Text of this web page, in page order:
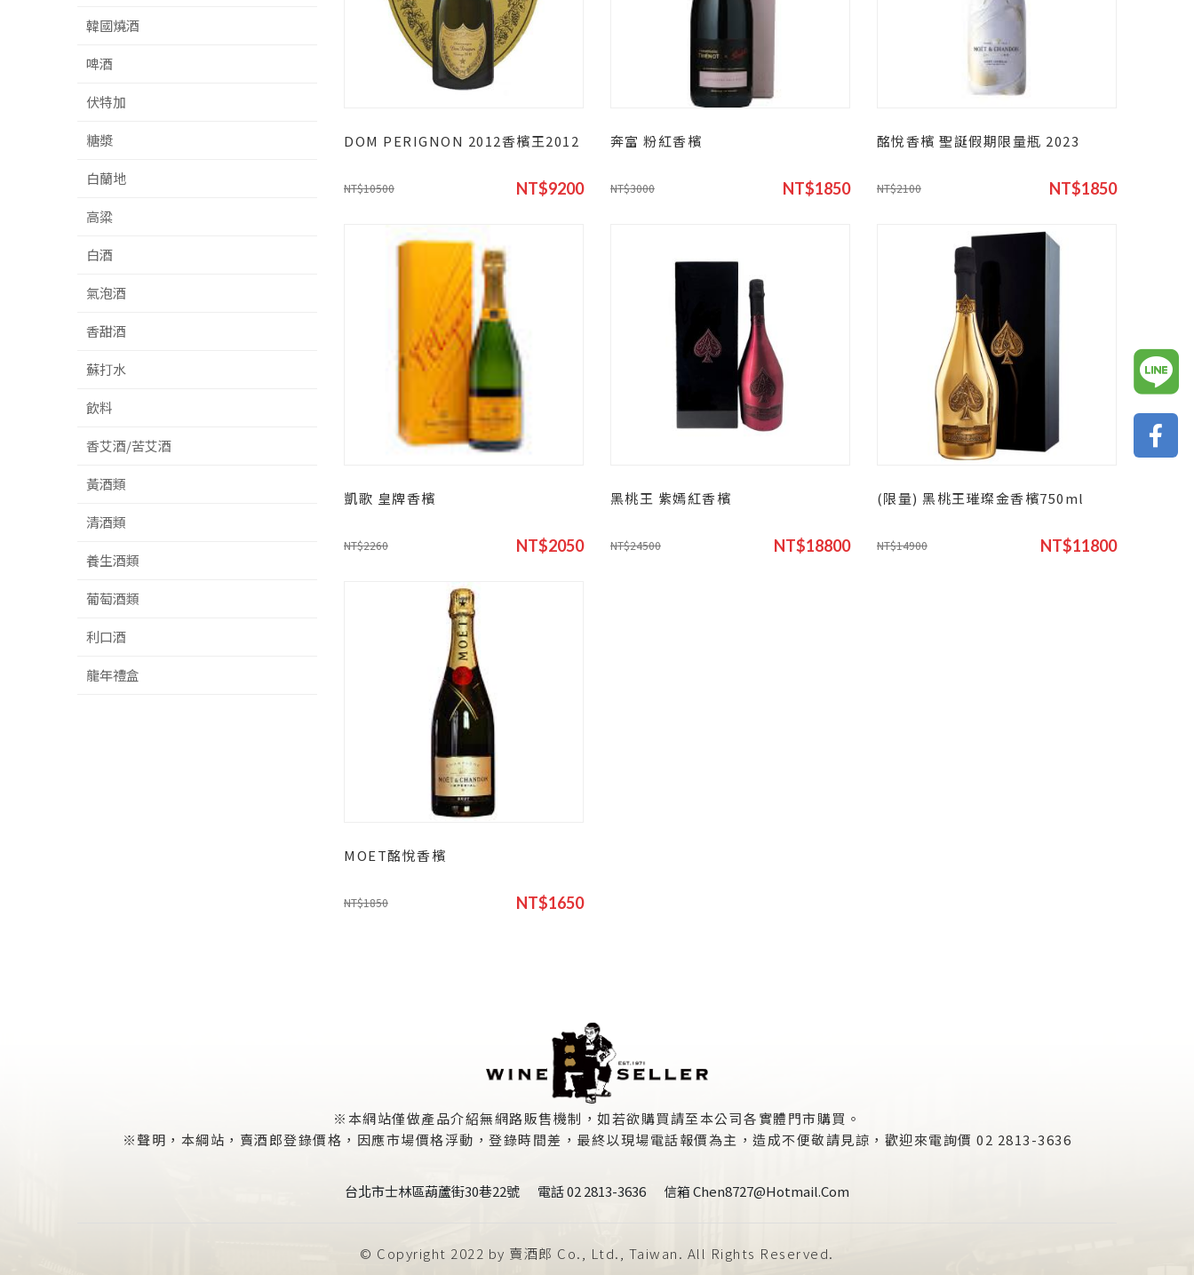
韓國燒酒
啤酒
伏特加
糖漿
白蘭地
高粱
白酒
氣泡酒
香甜酒
蘇打水
飲料
香艾酒/苦艾酒
黃酒類
清酒類
養生酒類
葡萄酒類
利口酒
龍年禮盒
DOM PERIGNON 2012香檳王2012
NT$10500 NT$9200
奔富 粉紅香檳
NT$3000 NT$1850
酩悅香檳 聖誕假期限量瓶 2023
NT$2100 NT$1850
凱歌 皇牌香檳
NT$2260 NT$2050
黑桃王 紫嫣紅香檳
NT$24500 NT$18800
(限量) 黑桃王璀璨金香檳750ml
NT$14900 NT$11800
MOET酩悅香檳
NT$1850 NT$1650
※本網站僅做產品介紹無網路販售機制，如若欲購買請至本公司各實體門市購買。
※聲明，本綱站，賣酒郎登錄價格，因應市場價格浮動，登錄時間差，最終以現場電話報價為主，造成不便敬請見諒，歡迎來電詢價 02 2813-3636
台北市士林區葫蘆街30巷22號 電話 02 2813-3636 信箱 Chen8727@hotmail.com
© Copyright 2022 by 賣酒郎 Co., Ltd., Taiwan. All Rights Reserved.